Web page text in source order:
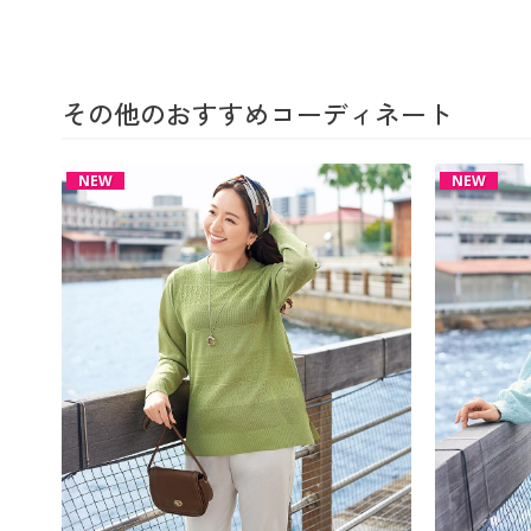
その他のおすすめコーディネート
NEW NEW